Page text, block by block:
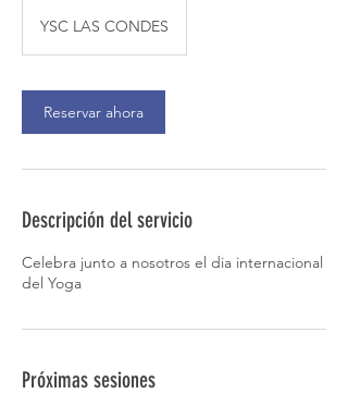
YSC LAS CONDES
Reservar ahora
Descripción del servicio
Celebra junto a nosotros el dia internacional
del Yoga
Próximas sesiones